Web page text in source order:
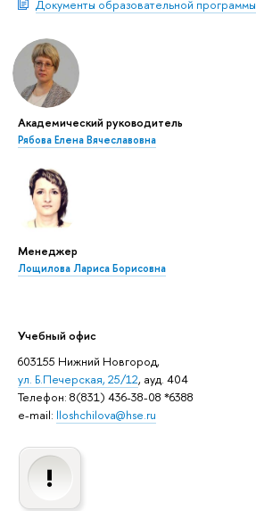
Документы образовательной программы
Академический руководитель
Рябова Елена Вячеславовна
Менеджер
Лощилова Лариса Борисовна
Учебный офис
603155 Нижний Новгород,
ул. Б.Печерская, 25/12, ауд. 404
Телефон: 8(831) 436-38-08 *6388
e-mail: lloshchilova@hse.ru